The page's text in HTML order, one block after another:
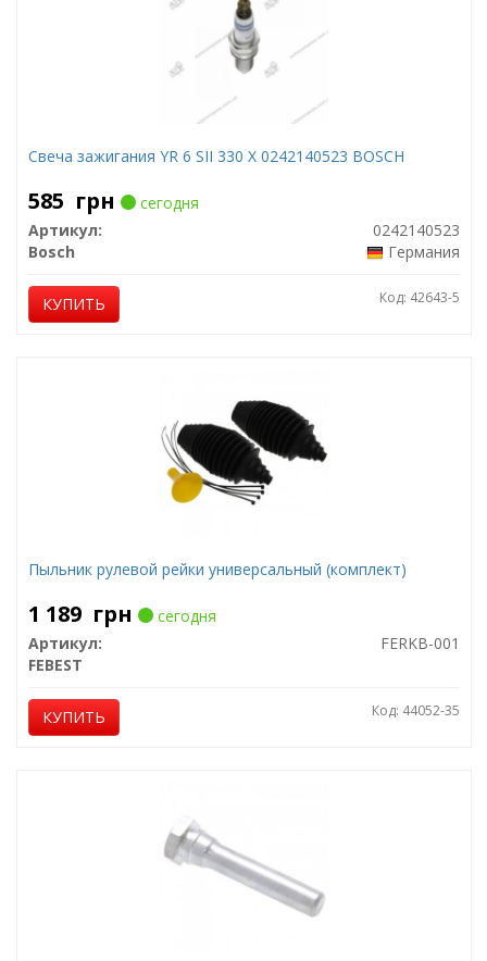
Свеча зажигания YR 6 SII 330 X 0242140523 BOSCH
585 грн
сегодня
Артикул:
0242140523
Bosch
Германия
КУПИТЬ Код: 42643-5
Пыльник рулевой рейки универсальный (комплект)
1 189 грн
сегодня
Артикул:
FERKB-001
FEBEST
КУПИТЬ Код: 44052-35